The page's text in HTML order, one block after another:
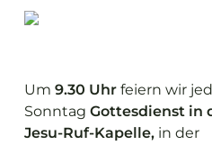
Skip
Um 9.30 Uhrfeiern wir
Sonntag Gottesdienst in
Jesu-Ruf-Kapelle, in der